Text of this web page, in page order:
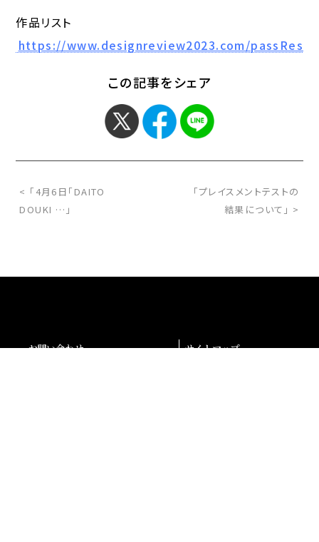
作品リスト
https://www.designreview2023.com/
この記事をシェア
< 「4月6日「DAITO
DOUKI …」
「プレイスメントテストの
結果について」 >
お問い合わせ サイトマップ